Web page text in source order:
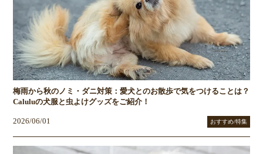
梅雨から秋のノミ・ダニ対策：愛犬とのお散歩で気をつけることは？
Caluluの犬服と虫よけグッズをご紹介！
2026/06/01 おすすめ/特集